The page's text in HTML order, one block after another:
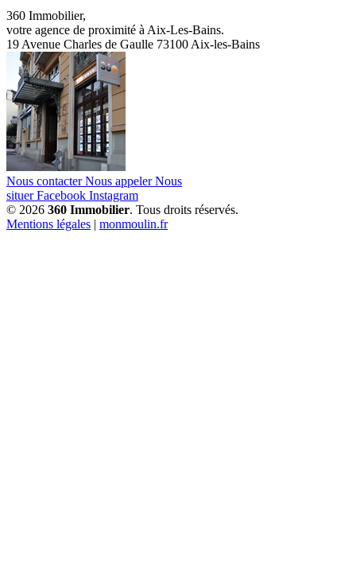
360 Immobilier,
votre agence de proximité à Aix-Les-Bains.
19 Avenue Charles de Gaulle 73100 Aix-les-Bains
Nous contacter Nous appeler Nous
situer Facebook Instagram
© 2026 360 Immobilier. Tous droits réservés.
Mentions légales | monmoulin.fr